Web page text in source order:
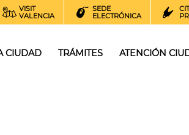
VISIT
VALENCIA
SEDE
ELECTRÓNICA
CIUDAD TRÁMITES ATENCIÓN